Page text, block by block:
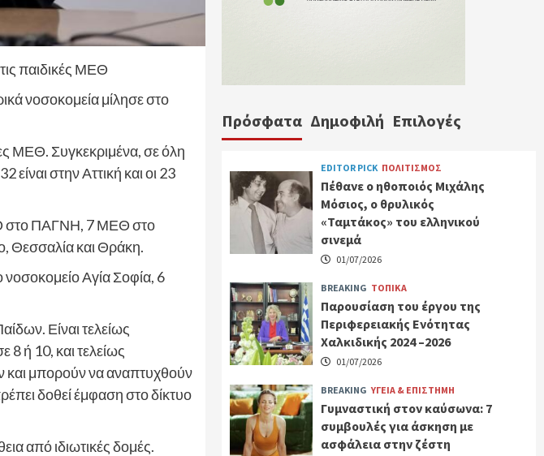
παιδικές ΜΕΘ
νοσοκομεία μίλησε στο
ΜΕΘ. Συγκεκριμένα, σε όλη
στην Αττική και οι 23
στο ΠΑΓΝΗ, 7 ΜΕΘ στο
Θεσσαλία και Θράκη.
Αγία Σοφία, 6
Είναι τελείως
8 ή 10, και τελείως
μπορούν να αναπτυχθούν
δοθεί έμφαση στο δίκτυο
από ιδιωτικές δομές.
Πρόσφατα Δημοφιλή Επιλογές
EDITOR PICK ΠΟΛΙΤΙΣΜΟΣ
Πέθανε ο ηθοποιός Μιχάλης
Μόσιος, ο θρυλικός
«Ταμτάκος» του ελληνικού
σινεμά
01/07/2026
BREAKING ΤΟΠΙΚΑ
Παρουσίαση του έργου της
Περιφερειακής Ενότητας
Χαλκιδικής 2024 –2026
01/07/2026
BREAKING ΥΓΕΙΑ & ΕΠΙΣΤΗΜΗ
Γυμναστική στον καύσωνα: 7
συμβουλές για άσκηση με
ασφάλεια στην ζέστη